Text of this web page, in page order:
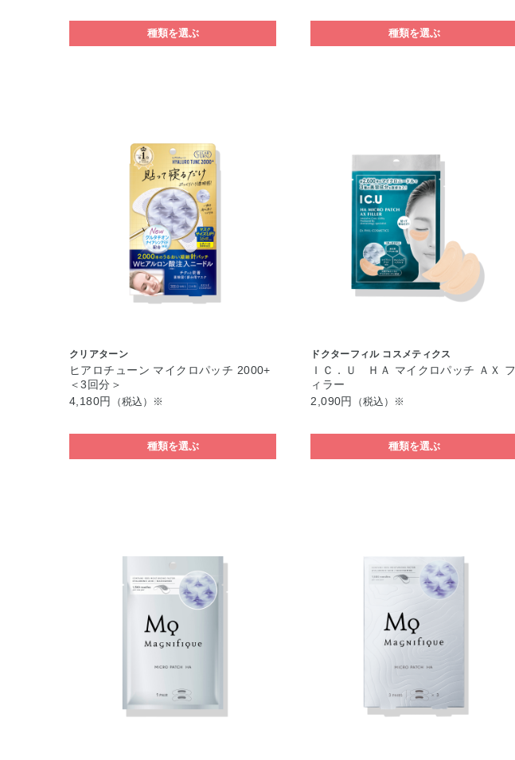
種類を選ぶ 種類を選ぶ
クリアターン
ヒアロチューン マイクロパッチ 2000+
＜3回分＞
4,180円
（税込）※
種類を選ぶ
ドクターフィル コスメティクス
ＩＣ．Ｕ ＨＡ マイクロパッチ ＡＸ フ
ィラー
2,090円
（税込）※
種類を選ぶ